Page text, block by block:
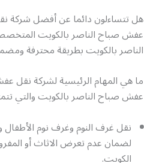
هل تتساءلون دائما عن أفضل شركة
عفش صباح الناصر بالكويت
الناصر بالكويت بطريقة محترفة
ما هي المهام الرئيسية لشركة نقل
عفش صباح الناصر بالكويت والتي
نقل غرف النوم وغرف نوم
لضمان عدم تعرض الاثاث أو
الكويت.